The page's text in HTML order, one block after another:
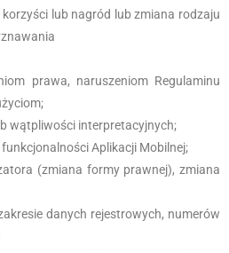
lub nagród lub zmiana rodzaju
prawa, naruszeniom Regulaminu
wątpliwości interpretacyjnych;
Aplikacji Mobilnej;
(zmiana formy prawnej), zmiana
danych rejestrowych, numerów